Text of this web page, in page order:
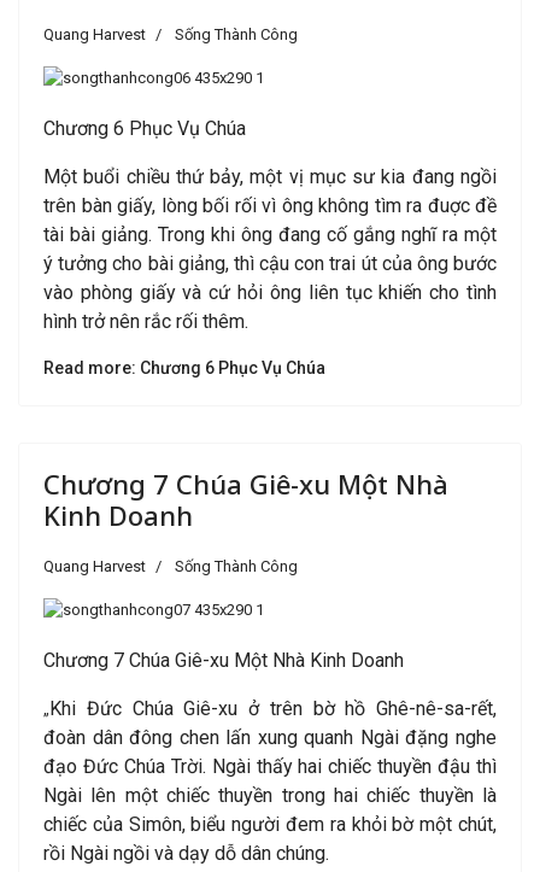
Quang Harvest Sống Thành Công
Chương 6 Phục Vụ Chúa
Một buổi chiều thứ bảy, một vị mục sư kia đang ngồi
trên bàn giấy, lòng bối rối vì ông không tìm ra đuợc đề
tài bài giảng. Trong khi ông đang cố gắng nghĩ ra một
ý tưởng cho bài giảng, thì cậu con trai út của ông bước
vào phòng giấy và cứ hỏi ông liên tục khiến cho tình
hình trở nên rắc rối thêm.
Read more: Chương 6 Phục Vụ Chúa
Chương 7 Chúa Giê-xu Một Nhà
Kinh Doanh
Quang Harvest Sống Thành Công
Chương 7 Chúa Giê-xu Một Nhà Kinh Doanh
„Khi Đức Chúa Giê-xu ở trên bờ hồ Ghê-nê-sa-rết,
đoàn dân đông chen lấn xung quanh Ngài đặng nghe
đạo Đức Chúa Trời. Ngài thấy hai chiếc thuyền đậu thì
Ngài lên một chiếc thuyền trong hai chiếc thuyền là
chiếc của Simôn, biểu người đem ra khỏi bờ một chút,
rồi Ngài ngồi và dạy dỗ dân chúng.